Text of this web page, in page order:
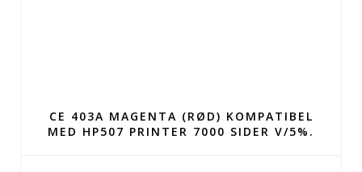
CE 403A MAGENTA (RØD) KOMPATIBEL
MED HP507 PRINTER 7000 SIDER V/5%.